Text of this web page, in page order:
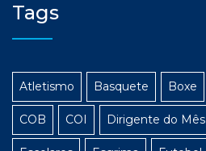
Tags
Atletismo Basquete Boxe
COB COI Dirigente do Mês